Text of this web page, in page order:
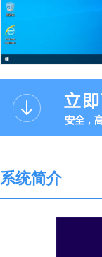
系统简介